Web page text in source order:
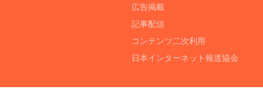
広告掲載
記事配信
コンテンツ二次利用
日本インターネット報道協会